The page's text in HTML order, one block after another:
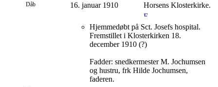
Dåb 16. januar 1910 Horsens Klosterkirke.
Hjemmedøbt på Sct. Josefs hospital.
Fremstillet i Klosterkirken 18.
december 1910 (?)
Fadder: snedkermester M. Jochumsen
og hustru, frk Hilde Jochumsen,
faderen.